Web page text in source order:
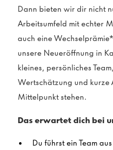
Dann bieten wir dir nicht
Arbeitsumfeld mit echter
auch eine
unsere Neueröffnung in
kleines, persönliches
Wertschätzung und kurze
Mittelpunkt stehen.
Das erwartet dich bei
Du führst ein Team